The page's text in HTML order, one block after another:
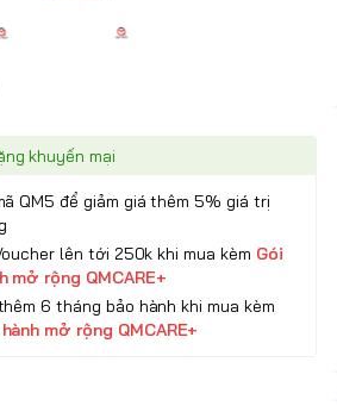
khuyến mại
QM5 để giảm giá thêm 5% giá trị
lên tới 250k khi mua kèm Gói
mở rộng QMCARE+
6 tháng bảo hành khi mua kèm
mở rộng QMCARE+